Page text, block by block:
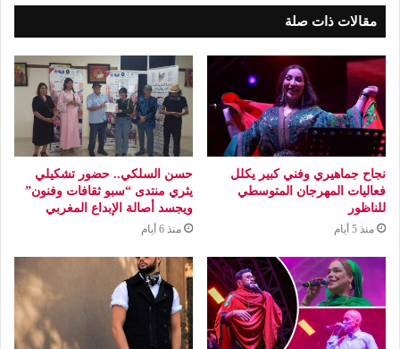
مقالات ذات صلة
نجاح جماهيري وفني كبير يكلل
فعاليات المهرجان المتوسطي
للناظور
منذ 5 أيام
حسن السلكي.. حضور تشكيلي
يثري منتدى “سبو ثقافات وفنون”
ويجسد أصالة الإبداع المغربي
منذ 6 أيام